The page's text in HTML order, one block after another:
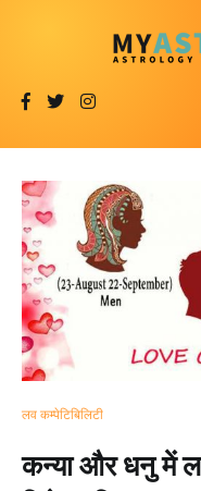
MyAstroHealer
Astrology that Heals Your
लव कम्पेटिबिलिटी
कन्या और धनु में